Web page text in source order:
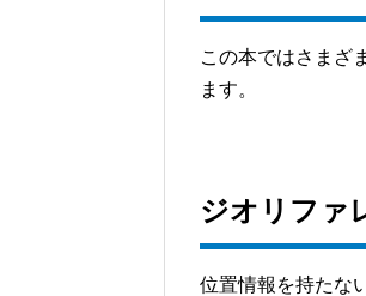
この本ではさまざ
ます。
ジオリファ
位置情報を持たな